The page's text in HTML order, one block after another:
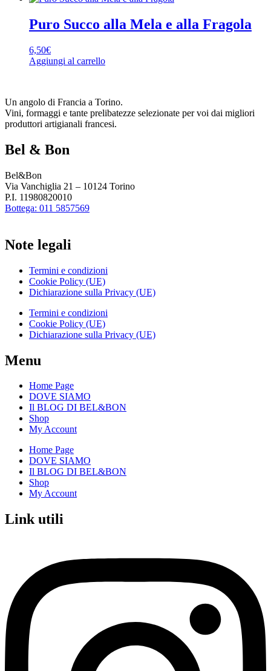
Puro Succo alla Mela e alla Fragola
6,50€
Aggiungi al carrello
Un angolo di Francia a Torino.
Vini, formaggi e tante prelibatezze selezionate per voi dai migliori
produttori artigianali francesi.
Bel & Bon
Bel&Bon
Via Vanchiglia 21 – 10124 Torino
P.I. 11980820010
Bottega: 011 5857569
Note legali
Termini e condizioni
Cookie Policy (UE)
Dichiarazione sulla Privacy (UE)
Termini e condizioni
Cookie Policy (UE)
Dichiarazione sulla Privacy (UE)
Menu
Home Page
DOVE SIAMO
Il BLOG DI BEL&BON
Shop
My Account
Home Page
DOVE SIAMO
Il BLOG DI BEL&BON
Shop
My Account
Link utili